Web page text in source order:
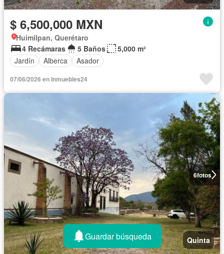
$ 6,500,000 MXN
Huimilpan, Querétaro
4 Recámaras
5 Baños
5,000 m²
Jardín
Alberca Asador
07/06/2026 en Inmuebles24
6fotos
Quinta
Guardar búsqueda